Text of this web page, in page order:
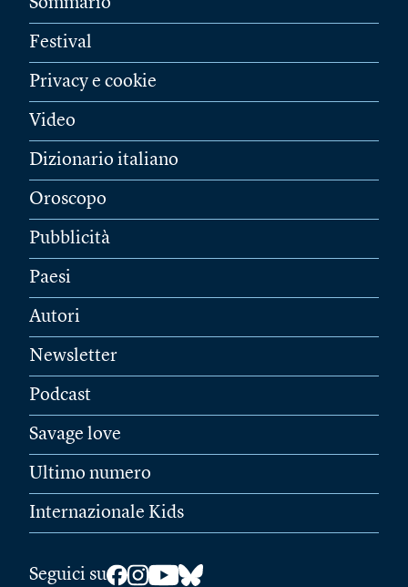
Sommario
Festival
Privacy e cookie
Video
Dizionario italiano
Oroscopo
Pubblicità
Paesi
Autori
Newsletter
Podcast
Savage love
Ultimo numero
Internazionale Kids
Seguici su